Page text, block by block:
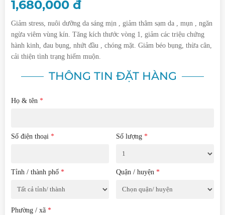
1,680,000 đ
Giảm stress, nuôi dưỡng da sáng mịn , giảm thâm sạm da , mụn , ngăn
ngừa viêm vùng kín. Tăng kích thước vòng 1, giảm các triệu chứng
hành kinh, đau bụng, nhứt đầu , chóng mặt. Giảm béo bụng, thừa cân,
cải thiện tình trạng hiếm muộn.
THÔNG TIN ĐẶT HÀNG
Họ & tên *
Số điện thoại * Số lượng *
Tỉnh / thành phố * Quận / huyện *
Phường / xã *